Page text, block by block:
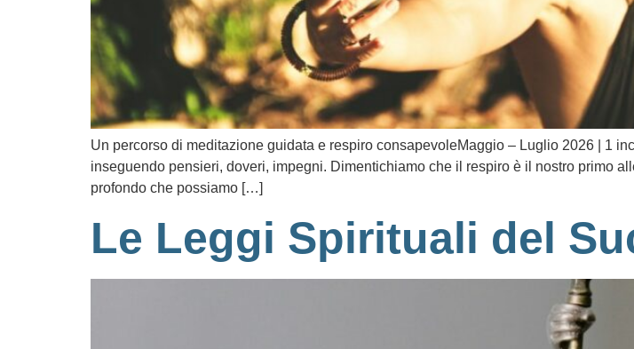
Un percorso di meditazione guidata e respiro consapevoleMaggio – Luglio 2026 | 1
inseguendo pensieri, doveri, impegni. Dimentichiamo che il respiro è il nostro primo
profondo che possiamo […]
Le Leggi Spirituali del